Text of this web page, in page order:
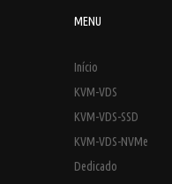
MENU
Início
KVM-VDS
KVM-VDS-SSD
KVM-VDS-NVMe
Dedicado